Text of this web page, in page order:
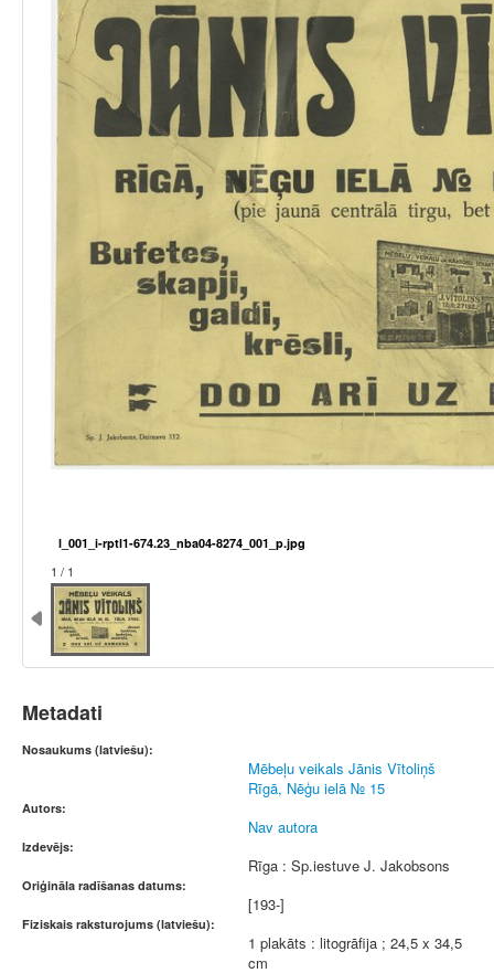
l_001_i-rptl1-674.23_nba04-8274_001_p.jpg
1 / 1
Metadati
Nosaukums (latviešu):
Mēbeļu veikals Jānis Vītoliņš
Rīgā, Nēģu ielā № 15
Autors:
Nav autora
Izdevējs:
Rīga : Sp.iestuve J. Jakobsons
Oriģināla radīšanas datums:
[193-]
Fiziskais raksturojums (latviešu):
1 plakāts : litogrāfija ; 24,5 x 34,5
cm